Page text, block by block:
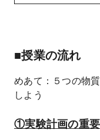
■授業の流れ
めあて：５つの物
しよう
①実験計画の重